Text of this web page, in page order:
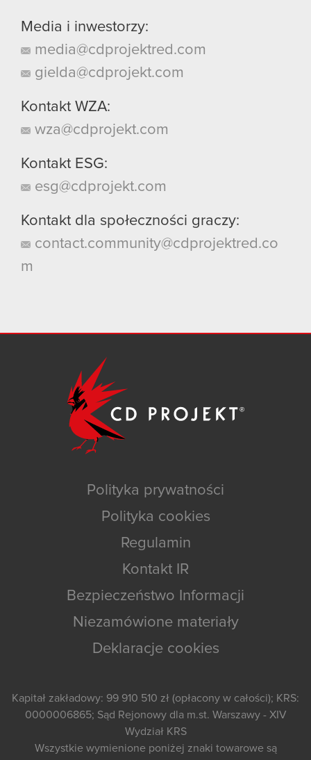
Media i inwestorzy:
media@cdprojektred.com
gielda@cdprojekt.com
Kontakt WZA:
wza@cdprojekt.com
Kontakt ESG:
esg@cdprojekt.com
Kontakt dla społeczności graczy:
contact.community@cdprojektred.co
m
Polityka prywatności
Polityka cookies
Regulamin
Kontakt IR
Bezpieczeństwo Informacji
Niezamówione materiały
Deklaracje cookies
Kapitał zakładowy: 99 910 510 zł (opłacony w całości); KRS:
0000006865; Sąd Rejonowy dla m.st. Warszawy - XIV
Wydział KRS
Wszystkie wymienione poniżej znaki towarowe są